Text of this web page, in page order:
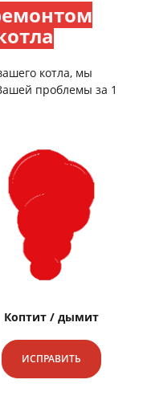
котла, мы
проблемы за 1
Коптит / дымит
ИСПРАВИТЬ